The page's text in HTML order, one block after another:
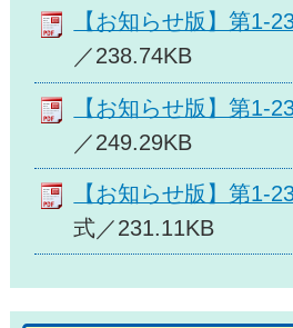
【お知らせ版】第1-
／238.74KB
【お知らせ版】第1-
／249.29KB
【お知らせ版】第1-
式／231.11KB